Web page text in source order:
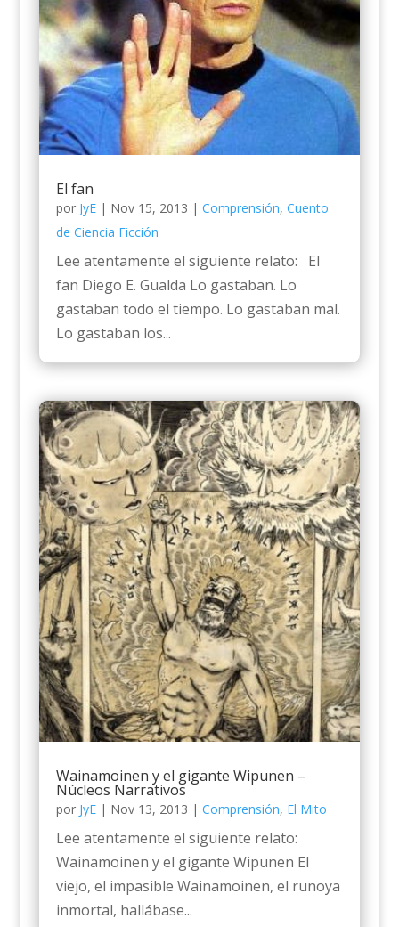
El fan
por JyE| Nov 15, 2013 | Comprensión, Cuento
de Ciencia Ficción
Lee atentamente el siguiente relato: El
fan Diego E. Gualda Lo gastaban. Lo
gastaban todo el tiempo. Lo gastaban mal.
Lo gastaban los...
Wainamoinen y el gigante Wipunen –
Núcleos Narrativos
por JyE| Nov 13, 2013 | Comprensión, El Mito
Lee atentamente el siguiente relato:
Wainamoinen y el gigante Wipunen El
viejo, el impasible Wainamoinen, el runoya
inmortal, hallábase...